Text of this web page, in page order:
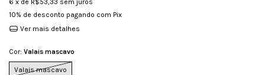
6 x de R$53,33 sem juros
10% de desconto pagando com Pix
Ver mais detalhes
Cor: Valais mascavo
Valais mascavo